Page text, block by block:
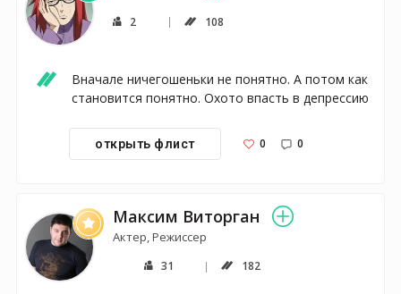
2 108
Вначале ничегошеньки не понятно. А потом как
становится понятно. Охото впасть в депрессию
открыть флист 0 0
Максим Виторган
Актер, Режиссер
31 182